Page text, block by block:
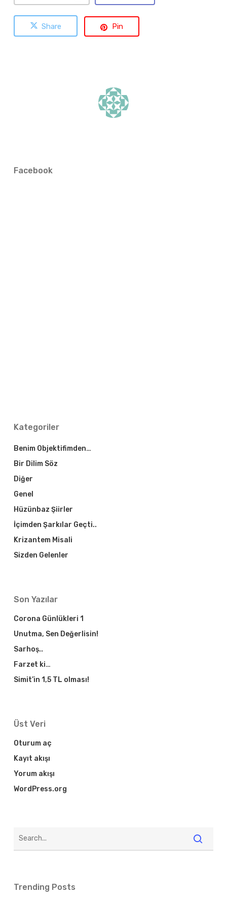
Share Pin
Facebook
Kategoriler
Benim Objektifimden…
Bir Dilim Söz
Diğer
Genel
Hüzünbaz Şiirler
İçimden Şarkılar Geçti..
Krizantem Misali
Sizden Gelenler
Son Yazılar
Corona Günlükleri 1
Unutma, Sen Değerlisin!
Sarhoş..
Farzet ki…
Simit’in 1,5 TL olması!
Üst Veri
Oturum aç
Kayıt akışı
Yorum akışı
WordPress.org
Trending Posts